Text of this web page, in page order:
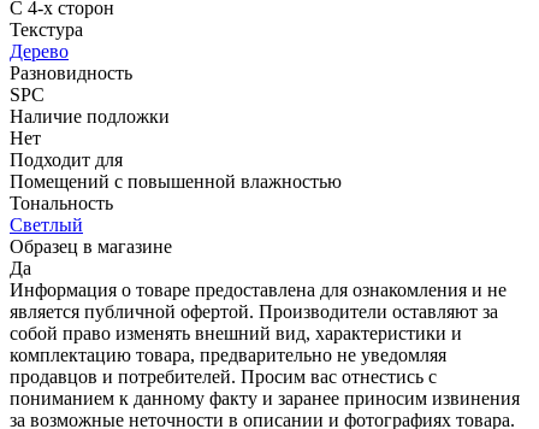
С 4-х сторон
Текстура
Дерево
Разновидность
SPC
Наличие подложки
Нет
Подходит для
Помещений с повышенной влажностью
Тональность
Светлый
Образец в магазине
Да
Информация о товаре предоставлена для ознакомления и не
является публичной офертой. Производители оставляют за
собой право изменять внешний вид, характеристики и
комплектацию товара, предварительно не уведомляя
продавцов и потребителей. Просим вас отнестись с
пониманием к данному факту и заранее приносим извинения
за возможные неточности в описании и фотографиях товара.